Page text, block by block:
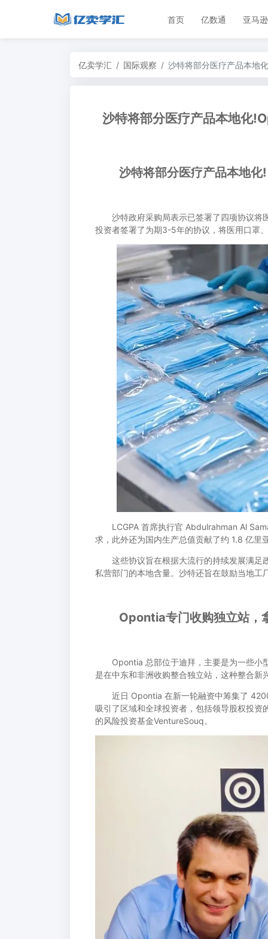
首页 亿数通 亚马
亿卖学汇 国际观察 沙特将部分医疗产品本地
沙特将部分医疗产品本地化
沙特将部分医疗产品本地化!
沙特政府采购局表示已签署了四项协议将
投资者签署了为期3-5年的协议，将医用口罩
LCGPA 首席执行官 Abdulrahman Al
求，此外还为国内生产总值贡献了约 1.8 亿里
这些协议旨在根据大流行的持续发展满足
私营部门的本地含量。沙特还旨在鼓励当地
Opontia专门收购独立站，
Opontia 总部位于迪拜，主要是为一些小
是在中东和非洲收购整合独立站，这种整合
近日 Opontia 在新一轮融资中筹集了 4200
吸引了区域和全球投资者，包括领导股权投
的风险投资基金VentureSouq。